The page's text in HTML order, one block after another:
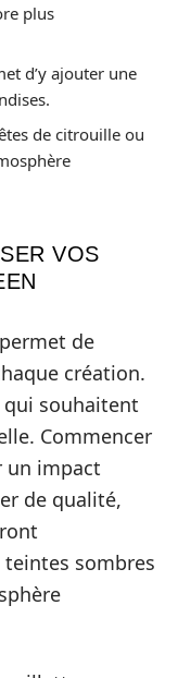
plus
d’y ajouter une
de citrouille ou
VOS
de
création.
qui souhaitent
Commencer
un impact
de qualité,
sombres